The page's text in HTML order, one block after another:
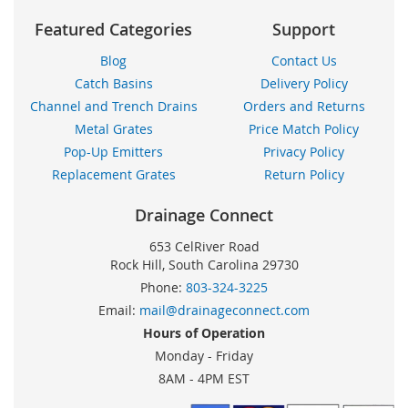
Featured Categories
Blog
Catch Basins
Channel and Trench Drains
Metal Grates
Pop-Up Emitters
Replacement Grates
Support
Contact Us
Delivery Policy
Orders and Returns
Price Match Policy
Privacy Policy
Return Policy
Drainage Connect
653 CelRiver Road
Rock Hill, South Carolina 29730
Phone: 803-324-3225
Email: mail@drainageconnect.com
Hours of Operation
Monday - Friday
8AM - 4PM EST